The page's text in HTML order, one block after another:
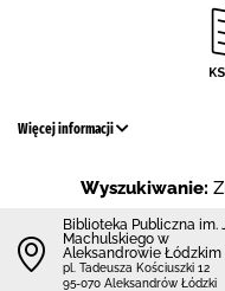
Więcej informacji
Wyszukiwanie:
Biblioteka Publiczna im.
Machulskiego w
Aleksandrowie Łódzkim
pl. Tadeusza Kościuszki 12
95-070 Aleksandrów Łódzki